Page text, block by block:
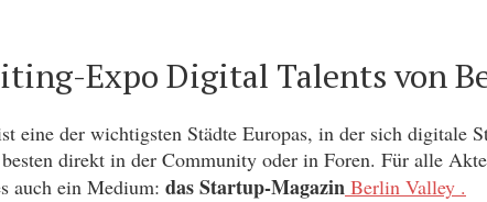
Expo Digital Talents von
eine der wichtigsten Städte Europas, in der sich digitale
direkt in der Community oder in Foren. Für alle
auch ein Medium: das Startup-Magazin Berlin Valley .